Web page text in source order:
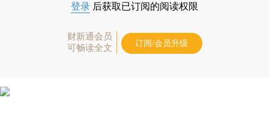
登录 后获取已订阅的阅读权限
财新通会员
可畅读全文
订阅/会员升级